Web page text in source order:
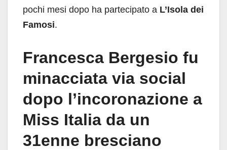
pochi mesi dopo ha partecipato a L’Isola dei
Famosi.
Francesca Bergesio fu
minacciata via social
dopo l’incoronazione a
Miss Italia da un
31enne bresciano